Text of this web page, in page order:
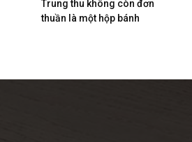
Trung thu không còn đơn
thuần là một hộp bánh